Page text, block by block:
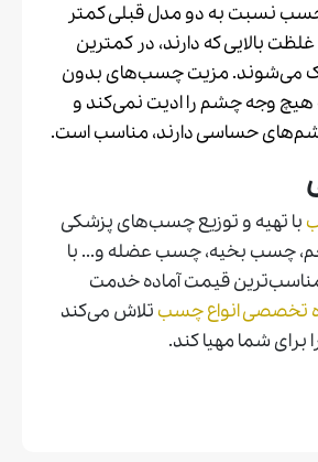
چسب نسبت به دو مدل قبلی کمتر
بالایی که دارند، در کمترین
می‌شوند. مزیت چسب‌های بدون
هیچ وجه چشم را ادیت نمی‌کند و
حساسی دارند، مناسب است.
با تهیه و توزیع چسب‌های پزشكی
چسب بخيه، چسب عضله و... با
قيمت آماده خدمت
تخصصی انواع چسب تلاش می‌کند
برای شما مهیا کند.